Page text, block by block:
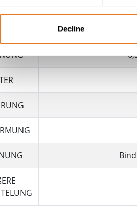
Decline UKPN